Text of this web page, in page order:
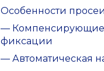
Особенности
—
фиксации
— Автоматическая